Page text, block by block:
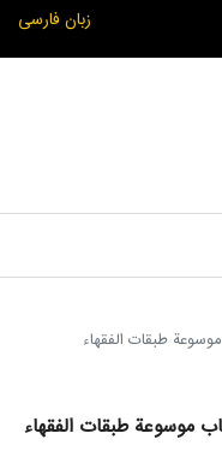
زبان فارسی
طبقات الفقهاء
موسوعة طبقات الفقهاء